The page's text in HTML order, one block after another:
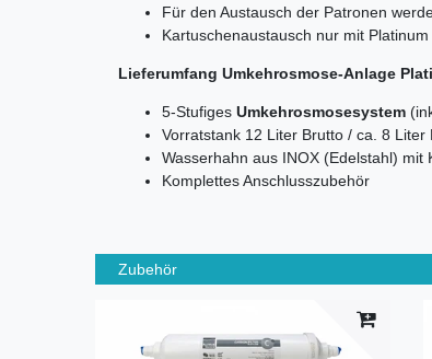
Für den Austausch der Patronen
Kartuschenaustausch nur mit
Lieferumfang Umkehrosmose-Anlage
5-Stufiges Umkehrosmosesystem
Vorratstank 12 Liter Brutto / ca. 8 Liter
Wasserhahn aus INOX (Edelstahl) mit
Komplettes Anschlusszubehör
Zubehör